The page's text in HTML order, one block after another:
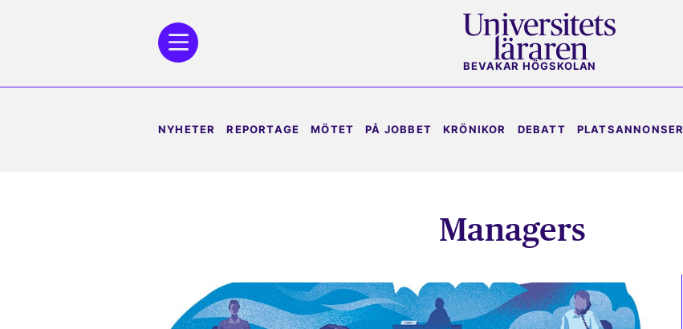
BEVAKAR HÖGSKOLAN
NYHETER REPORTAGE MÖTET PÅ JOBBET KRÖNIKOR DEBATT PLATSANNONSER
Managers